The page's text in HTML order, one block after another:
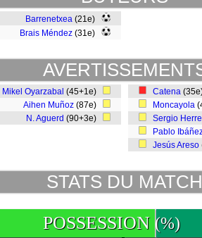
Barrenetxea (21e)
Brais Méndez (31e)
Mikel Oyarzabal (45+1e)
Aihen Muñoz (87e)
N. Aguerd (90+3e)
Catena
Moncayola
Sergio
Pablo
Jesús Areso
STATS DU MATCH
POSSESSION (%)